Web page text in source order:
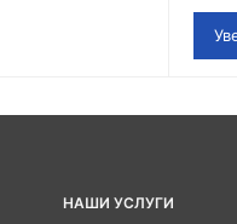
НАШИ УСЛУГИ